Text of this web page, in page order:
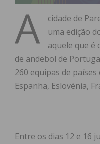
A
cidade de
uma edição
aquele que é
de andebol de
260 equipas de
Espanha, Eslovénia,
Entre os dias 12 e 16